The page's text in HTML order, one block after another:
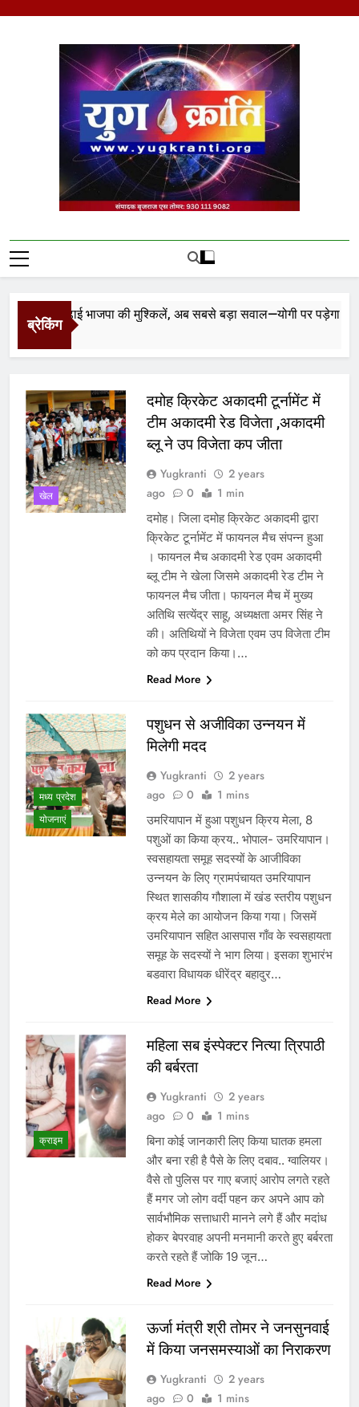
Yug Kranti | Trusted
News Portal
ब्रेकिंग
ने बढ़ाई भाजपा की मुश्किलें, अब सबसे बड़ा सवाल—योगी पर पड़ेगा असर?
खेल
दमोह क्रिकेट अकादमी टूर्नामेंट में
टीम अकादमी रेड विजेता ,अकादमी
ब्लू ने उप विजेता कप जीता
Yugkranti
2 years
ago
0 1 min
दमोह। जिला दमोह क्रिकेट अकादमी द्वारा
क्रिकेट टूर्नामेंट में फायनल मैच संपन्न हुआ
। फायनल मैच अकादमी रेड एवम अकादमी
ब्लू टीम ने खेला जिसमे अकादमी रेड टीम ने
फायनल मैच जीता। फायनल मैच में मुख्य
अतिथि सत्येंद्र साहू, अध्यक्षता अमर सिंह ने
की। अतिथियों ने विजेता एवम उप विजेता टीम
को कप प्रदान किया।…
Read More
मध्य प्रदेश
योजनाएं
पशुधन से अजीविका उन्नयन में
मिलेगी मदद
Yugkranti
2 years
ago
0 1 mins
उमरियापान में हुआ पशुधन क्रिय मेला, 8
पशुओं का किया क्रय.. भोपाल- उमरियापान।
स्वसहायता समूह सदस्यों के आजीविका
उन्नयन के लिए ग्रामपंचायत उमरियापान
स्थित शासकीय गौशाला में खंड स्तरीय पशुधन
क्रय मेले का आयोजन किया गया। जिसमें
उमरियापान सहित आसपास गाँव के स्वसहायता
समूह के सदस्यों ने भाग लिया। इसका शुभारंभ
बडवारा विधायक धीरेंद्र बहादुर…
Read More
क्राइम
महिला सब इंस्पेक्टर नित्या त्रिपाठी
की बर्बरता
Yugkranti
2 years
ago
0 1 mins
बिना कोई जानकारी लिए किया घातक हमला
और बना रही है पैसे के लिए दबाव.. ग्वालियर।
वैसे तो पुलिस पर गाए बजाएं आरोप लगते रहते
हैं मगर जो लोग वर्दी पहन कर अपने आप को
सार्वभौमिक सत्ताधारी मानने लगे हैं और मदांध
होकर बेपरवाह अपनी मनमानी करते हुए बर्बरता
करते रहते हैं जोकि 19 जून…
Read More
ऊर्जा मंत्री श्री तोमर ने जनसुनवाई
में किया जनसमस्याओं का निराकरण
Yugkranti
2 years
ago
0 1 mins